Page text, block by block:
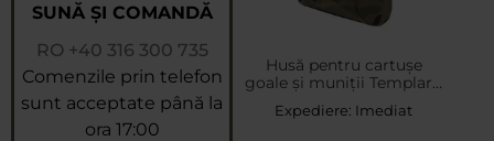
SUNĂ ȘI COMANDĂ
RO +40 316 300 735
Comenzile prin telefon
sunt acceptate până la
ora 17:00
Husă pentru cartușe
goale și muniții Templar's
Gear Dump Bag Capax -
wz.93 Pantera PL
Expediere: Imediat